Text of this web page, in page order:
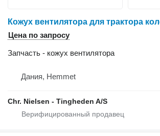
Цена по запросу
Запчасть - кожух вентилятора
Дания, Hemmet
Chr. Nielsen - Tingheden A/S